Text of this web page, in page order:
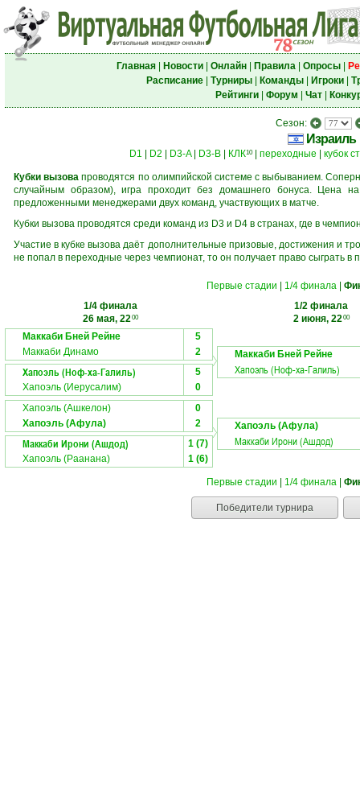
Главная| Новости| Онлайн| Правила| Опросы|
Расписание| Турниры| Команды| Игроки|
Рейтинги| Форум Чат|
Сезон:
Израиль
D1 D2 D3-A| D3-B КЛК10| переходные кубок
Кубки вызова проводятся по олимпийской системе с выбыванием.
случайным образом), игра проходит без домашнего бонуса. Цена
предложенными менеджерами двух команд, участвующих в матче.
Кубки вызова проводятся среди команд из D3 и D4 в странах, где в
Участие в кубке вызова даёт дополнительные призовые, достижения и
не попал в переходные через чемпионат, то он получает право сыграть
Первые стадии 1/4 финала
1/4 финала
26 мая, 2200
1/2 финала
2 июня, 2200
Маккаби Бней Рейне
5
Маккаби Динамо
2
Хапоэль (Ноф-ха-Галиль)
5
Хапоэль (Иерусалим)
0
Маккаби Бней Рейне
Хапоэль (Ноф-ха-Галиль)
Хапоэль (Ашкелон)
0
Хапоэль (Афула)
2
Маккаби Ирони (Ашдод)
1 (7)
Хапоэль (Раанана)
1 (6)
Хапоэль (Афула)
Маккаби Ирони (Ашдод)
Первые стадии 1/4 финала
Победители турнира